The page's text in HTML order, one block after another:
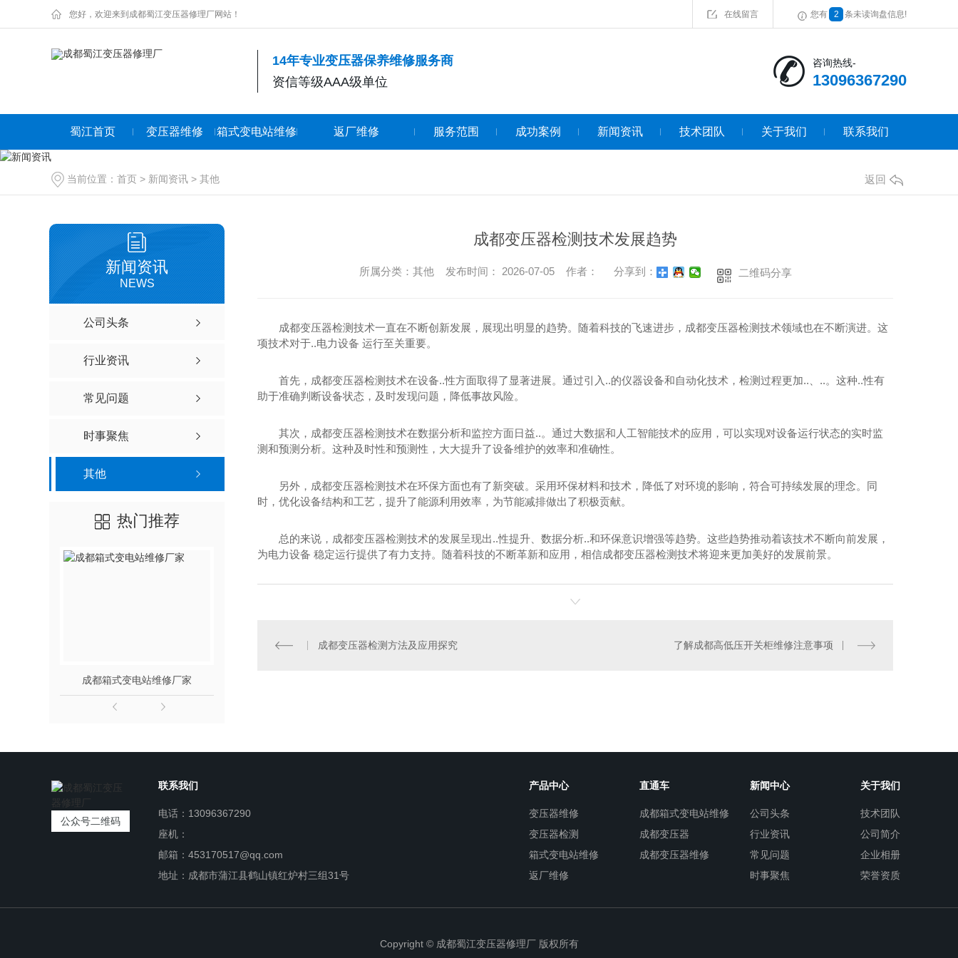
您好，欢迎来到成都蜀江变压器修理厂网站！ 在线留言 您有 2 条未读询盘信息!
14年专业变压器保养维修服务商
资信等级AAA级单位
咨询热线-
13096367290
蜀江首页 变压器维修 箱式变电站维修 返厂维修 服务范围 成功案例 新闻资讯 技术团队 关于我们 联系我们
当前位置： 首页 > 新闻资讯 > 其他 返回
新闻资讯
NEWS
公司头条
行业资讯
常见问题
时事聚焦
其他
热门推荐
成都箱式变电站维修厂家
成都变压器检测技术发展趋势
所属分类：其他 发布时间： 2026-07-05 作者： 分享到： 二维码分享
成都变压器检测技术一直在不断创新发展，展现出明显的趋势。随着科技的飞速进步，成都变压器检测技术领域也在不断演进。这
项技术对于..电力设备 运行至关重要。
首先，成都变压器检测技术在设备..性方面取得了显著进展。通过引入..的仪器设备和自动化技术，检测过程更加..、..。这种..性有
助于准确判断设备状态，及时发现问题，降低事故风险。
其次，成都变压器检测技术在数据分析和监控方面日益..。通过大数据和人工智能技术的应用，可以实现对设备运行状态的实时监
测和预测分析。这种及时性和预测性，大大提升了设备维护的效率和准确性。
另外，成都变压器检测技术在环保方面也有了新突破。采用环保材料和技术，降低了对环境的影响，符合可持续发展的理念。同
时，优化设备结构和工艺，提升了能源利用效率，为节能减排做出了积极贡献。
总的来说，成都变压器检测技术的发展呈现出..性提升、数据分析..和环保意识增强等趋势。这些趋势推动着该技术不断向前发展，
为电力设备 稳定运行提供了有力支持。随着科技的不断革新和应用，相信成都变压器检测技术将迎来更加美好的发展前景。
成都变压器检测方法及应用探究 了解成都高低压开关柜维修注意事项
公众号二维码
联系我们
电话：13096367290
座机：
邮箱：453170517@qq.com
地址：成都市蒲江县鹤山镇红炉村三组31号
产品中心
变压器维修
变压器检测
箱式变电站维修
返厂维修
直通车
成都箱式变电站维修
成都变压器
成都变压器维修
新闻中心
公司头条
行业资讯
常见问题
时事聚焦
关于我们
技术团队
公司简介
企业相册
荣誉资质
Copyright © 成都蜀江变压器修理厂 版权所有